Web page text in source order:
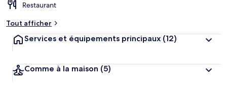
Restaurant
Tout afficher
Services et équipements principaux (12)
Comme à la maison (5)